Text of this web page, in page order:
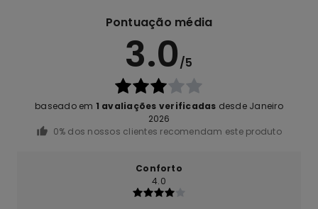
Pontuação média
3.0/5
baseado em 1 avaliações verificadas desde Janeiro
2026
0% dos nossos clientes recomendam este produto
Conforto
4.0